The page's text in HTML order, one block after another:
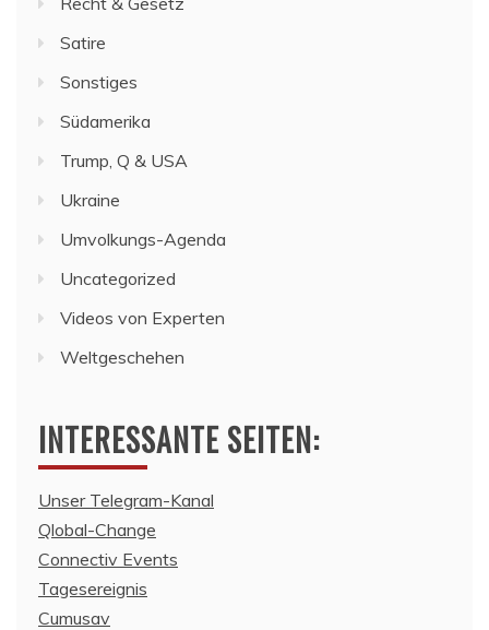
Satire
Sonstiges
Südamerika
Trump, Q & USA
Ukraine
Umvolkungs-Agenda
Uncategorized
Videos von Experten
Weltgeschehen
INTERESSANTE SEITEN:
Unser Telegram-Kanal
Qlobal-Change
Connectiv Events
Tagesereignis
Cumusav